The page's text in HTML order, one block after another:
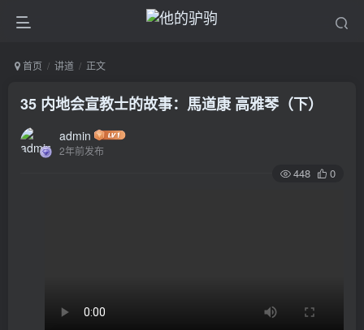
首页 讲道 正文
35 内地会宣教士的故事：馬道康 高雅琴（下）
admin
2年前发布
448 0